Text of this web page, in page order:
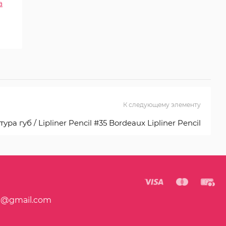
К следующему элементу
губ / Lipliner Pencil #35 Bordeaux Lipliner Pencil